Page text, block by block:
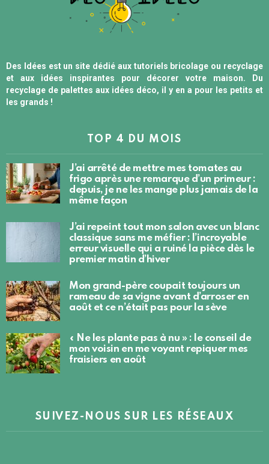
Des Idées est un site dédié aux tutoriels bricolage ou recyclage
et aux idées inspirantes pour décorer votre maison. Du
recyclage de palettes aux idées déco, il y en a pour les petits et
les grands !
TOP 4 DU MOIS
J’ai arrêté de mettre mes tomates au
frigo après une remarque d’un primeur :
depuis, je ne les mange plus jamais de la
même façon
J’ai repeint tout mon salon avec un blanc
classique sans me méfier : l’incroyable
erreur visuelle qui a ruiné la pièce dès le
premier matin d’hiver
Mon grand-père coupait toujours un
rameau de sa vigne avant d’arroser en
août et ce n’était pas pour la sève
« Ne les plante pas à nu » : le conseil de
mon voisin en me voyant repiquer mes
fraisiers en août
SUIVEZ-NOUS SUR LES RÉSEAUX